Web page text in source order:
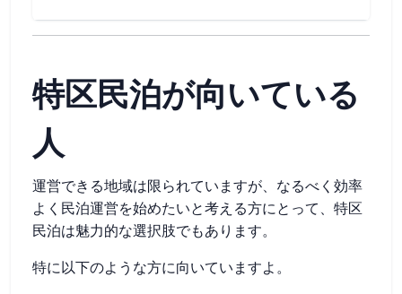
特区民泊が向いている
人
運営できる地域は限られていますが、なるべく効率
よく民泊運営を始めたいと考える方にとって、特区
民泊は魅力的な選択肢でもあります。
特に以下のような方に向いていますよ。